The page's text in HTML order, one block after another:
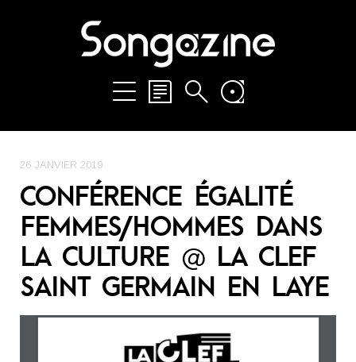
26 JANVIER 2019
CONFÉRENCE ÉGALITÉ
FEMMES/HOMMES DANS
LA CULTURE @ LA CLEF
SAINT GERMAIN EN LAYE